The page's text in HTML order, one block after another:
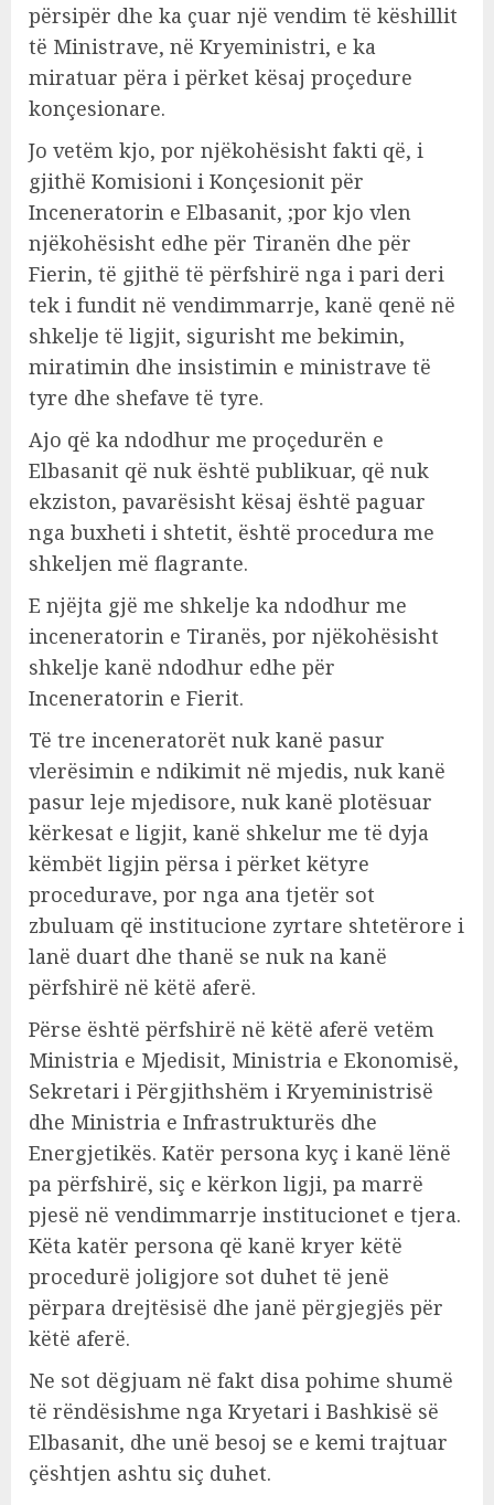
përsipër dhe ka çuar një vendim të këshillit
të Ministrave, në Kryeministri, e ka
miratuar përa i përket kësaj proçedure
konçesionare.
Jo vetëm kjo, por njëkohësisht fakti që, i
gjithë Komisioni i Konçesionit për
Inceneratorin e Elbasanit, ;por kjo vlen
njëkohësisht edhe për Tiranën dhe për
Fierin, të gjithë të përfshirë nga i pari deri
tek i fundit në vendimmarrje, kanë qenë në
shkelje të ligjit, sigurisht me bekimin,
miratimin dhe insistimin e ministrave të
tyre dhe shefave të tyre.
Ajo që ka ndodhur me proçedurën e
Elbasanit që nuk është publikuar, që nuk
ekziston, pavarësisht kësaj është paguar
nga buxheti i shtetit, është procedura me
shkeljen më flagrante.
E njëjta gjë me shkelje ka ndodhur me
inceneratorin e Tiranës, por njëkohësisht
shkelje kanë ndodhur edhe për
Inceneratorin e Fierit.
Të tre inceneratorët nuk kanë pasur
vlerësimin e ndikimit në mjedis, nuk kanë
pasur leje mjedisore, nuk kanë plotësuar
kërkesat e ligjit, kanë shkelur me të dyja
këmbët ligjin përsa i përket këtyre
procedurave, por nga ana tjetër sot
zbuluam që institucione zyrtare shtetërore i
lanë duart dhe thanë se nuk na kanë
përfshirë në këtë aferë.
Përse është përfshirë në këtë aferë vetëm
Ministria e Mjedisit, Ministria e Ekonomisë,
Sekretari i Përgjithshëm i Kryeministrisë
dhe Ministria e Infrastrukturës dhe
Energjetikës. Katër persona kyç i kanë lënë
pa përfshirë, siç e kërkon ligji, pa marrë
pjesë në vendimmarrje institucionet e tjera.
Këta katër persona që kanë kryer këtë
procedurë joligjore sot duhet të jenë
përpara drejtësisë dhe janë përgjegjës për
këtë aferë.
Ne sot dëgjuam në fakt disa pohime shumë
të rëndësishme nga Kryetari i Bashkisë së
Elbasanit, dhe unë besoj se e kemi trajtuar
çështjen ashtu siç duhet.